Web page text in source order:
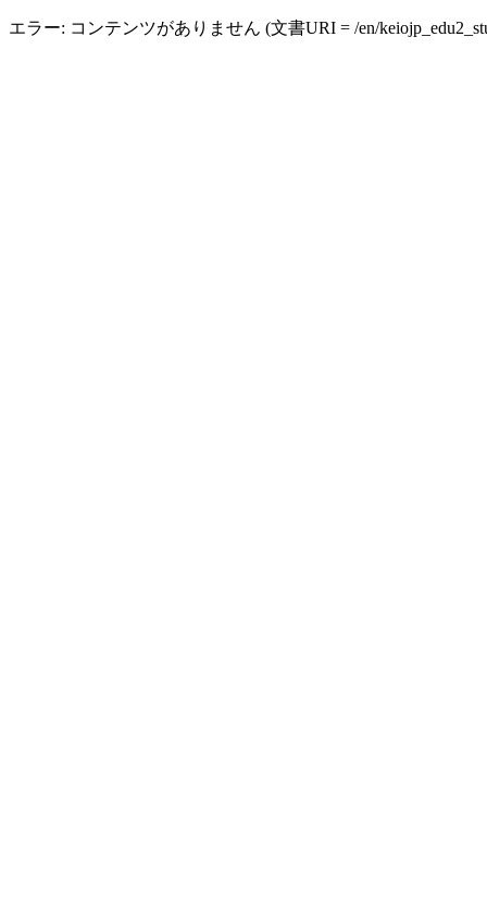
エラー: コンテンツがありません (文書URI = /en/